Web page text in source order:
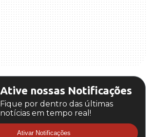
Ative nossas Notificações
Fique por dentro das últimas
notícias em tempo real!
Ativar Notificações